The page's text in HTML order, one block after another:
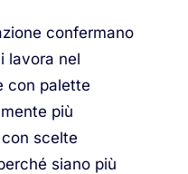
confermano
lavora nel
con palette
più
scelte
siano più